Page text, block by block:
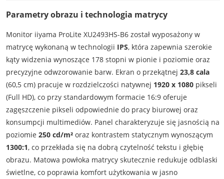
Parametry obrazu i technologia matrycy
Monitor iiyama ProLite XU2493HS-B6 został wyposażony w
matrycę wykonaną w technologii IPS, która zapewnia szerokie
kąty widzenia wynoszące 178 stopni w pionie i poziomie oraz
precyzyjne odwzorowanie barw. Ekran o przekątnej 23,8 cala
(60,5 cm) pracuje w rozdzielczości natywnej 1920 x 1080pikseli
(Full HD), co przy standardowym formacie 16:9 oferuje
zagęszczenie pikseli odpowiednie do pracy biurowej oraz
konsumpcji multimediów. Panel charakteryzuje się jasnością na
poziomie 250 cd/m²oraz kontrastem statycznym wynoszącym
1300:1, co przekłada się na dobrą czytelność tekstu i głębię
obrazu. Matowa powłoka matrycy skutecznie redukuje odblaski
świetlne, co poprawia komfort użytkowania w jasno